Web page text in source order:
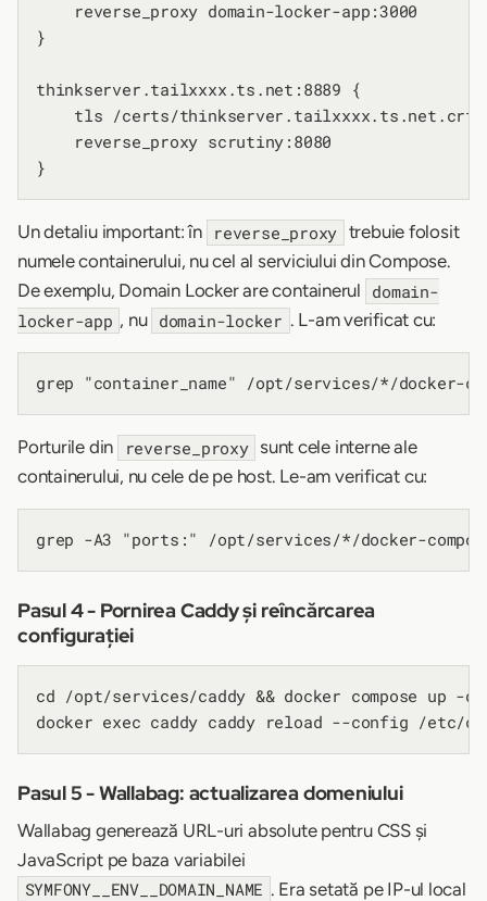
    reverse_proxy domain-locker-app:3000
}
thinkserver.tailxxxx.ts.net:8889 {
tls /certs/
    reverse_proxy scrutiny:8080
Un detaliu important: în reverse_proxy trebuie folosit
numele containerului, nu cel al serviciului din Compose.
De exemplu, Domain Locker are containerul
domain-
locker-app , nu domain-locker . L-am verificat cu:
Porturile din reverse_proxy sunt cele interne ale
containerului, nu cele de pe host. Le-am verificat cu:
Pasul 4 - Pornirea Caddy și reîncărcarea
configurației
cd /opt/services/caddy && docker compose up -d
Pasul 5 - Wallabag: actualizarea domeniului
Wallabag generează URL-uri absolute pentru CSS și
JavaScript pe baza variabilei
SYMFONY__ENV__DOMAIN_NAME . Era setată pe IP-ul local